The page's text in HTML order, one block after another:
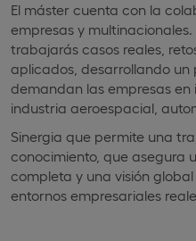
El máster cuenta con la
empresas y multinacionales.
trabajarás casos reales,
aplicados, desarrollando un
demandan las empresas
industria aeroespacial,
Sinergia que permite una
conocimiento, que asegura
completa y una visión
entornos empresariales